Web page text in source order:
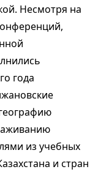
Несмотря на
года
из учебных
и стран